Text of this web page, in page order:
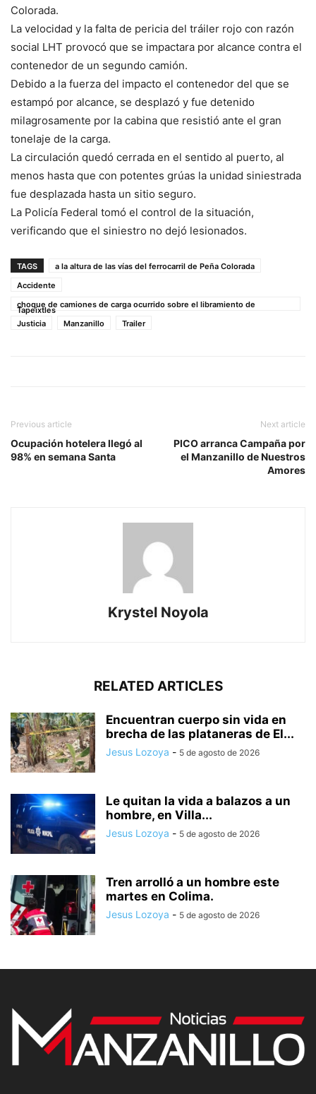
Colorada.
La velocidad y la falta de pericia del tráiler rojo con razón
social LHT provocó que se impactara por alcance contra el
contenedor de un segundo camión.
Debido a la fuerza del impacto el contenedor del que se
estampó por alcance, se desplazó y fue detenido
milagrosamente por la cabina que resistió ante el gran
tonelaje de la carga.
La circulación quedó cerrada en el sentido al puerto, al
menos hasta que con potentes grúas la unidad siniestrada
fue desplazada hasta un sitio seguro.
La Policía Federal tomó el control de la situación,
verificando que el siniestro no dejó lesionados.
TAGS
a la altura de las vías del ferrocarril de Peña Colorada
Accidente
choque de camiones de carga ocurrido sobre el libramiento de
Tapeixtles
Justicia
Manzanillo Trailer
Previous article
Ocupación hotelera llegó al
98% en semana Santa
Next article
PICO arranca Campaña por
el Manzanillo de Nuestros
Amores
Krystel Noyola
RELATED ARTICLES
Encuentran cuerpo sin vida en
brecha de las plataneras de El...
Jesus Lozoya - 5 de agosto de 2026
Le quitan la vida a balazos a un
hombre, en Villa...
Jesus Lozoya - 5 de agosto de 2026
Tren arrolló a un hombre este
martes en Colima.
Jesus Lozoya - 5 de agosto de 2026